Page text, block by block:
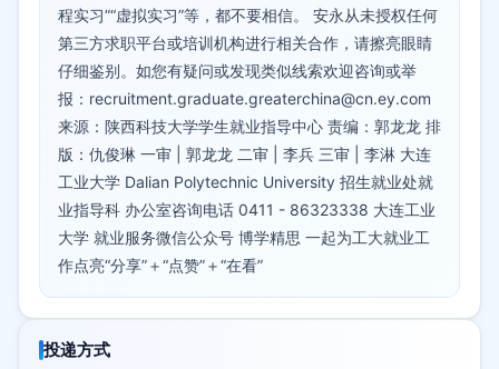
程实习”“虚拟实习”等，都不要相信。 安永从未授权任何
第三方求职平台或培训机构进行相关合作，请擦亮眼睛
仔细鉴别。如您有疑问或发现类似线索欢迎咨询或举
报：recruitment.graduate.greaterchina@cn.ey.com
来源：陕西科技大学学生就业指导中心 责编：郭龙龙 排
版：仇俊琳 一审 | 郭龙龙 二审 | 李兵 三审 | 李淋 大连
工业大学 Dalian Polytechnic University 招生就业处就
业指导科 办公室咨询电话 0411 - 86323338 大连工业
大学 就业服务微信公众号 博学精思 一起为工大就业工
作点亮“分享”＋“点赞”＋“在看”
投递方式